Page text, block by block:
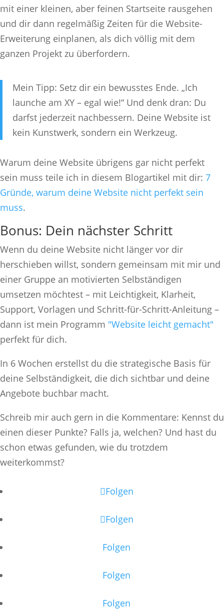
mit einer kleinen, aber feinen Startseite rausgehen
und dir dann regelmäßig Zeiten für die Website-
Erweiterung einplanen, als dich völlig mit dem
ganzen Projekt zu überfordern.
Mein Tipp: Setz dir ein bewusstes Ende. „Ich
launche am XY – egal wie!“ Und denk dran: Du
darfst jederzeit nachbessern. Deine Website ist
kein Kunstwerk, sondern ein Werkzeug.
Warum deine Website übrigens gar nicht perfekt
sein muss teile ich in diesem Blogartikel mit dir: 7
Gründe, warum deine Website nicht perfekt sein
muss.
Bonus: Dein nächster Schritt
Wenn du deine Website nicht länger vor dir
herschieben willst, sondern gemeinsam mit mir und
einer Gruppe an motivierten Selbständigen
umsetzen möchtest – mit Leichtigkeit, Klarheit,
Support, Vorlagen und Schritt-für-Schritt-Anleitung –
dann ist mein Programm "Website leicht gemacht"
perfekt für dich.
In 6 Wochen erstellst du die strategische Basis für
deine Selbständigkeit, die dich sichtbar und deine
Angebote buchbar macht.
Schreib mir auch gern in die Kommentare: Kennst du
einen dieser Punkte? Falls ja, welchen? Und hast du
schon etwas gefunden, wie du trotzdem
weiterkommst?
Folgen
Folgen
Folgen
Folgen
Folgen